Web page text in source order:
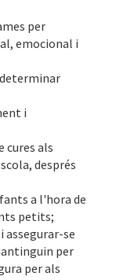
per
emocional i
i
cures als
després
a l'hora de
petits;
assegurar-se
per
per als